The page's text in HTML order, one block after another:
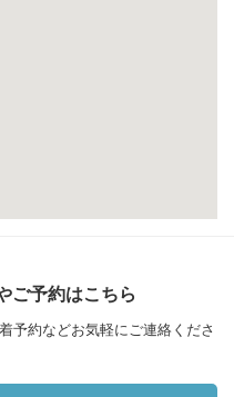
ご予約はこちら
予約などお気軽にご連絡くださ